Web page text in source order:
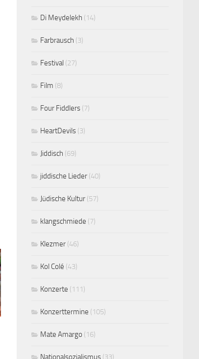
Di Meydelekh (14)
Farbrausch (3)
Festival (27)
Film (8)
Four Fiddlers (7)
HeartDevils (3)
Jiddisch (69)
jiddische Lieder (40)
Jüdische Kultur (57)
klangschmiede (7)
Klezmer (46)
Kol Colé (43)
Konzerte (111)
Konzerttermine (105)
Mate Amargo (16)
Nationalsozialismus (33)